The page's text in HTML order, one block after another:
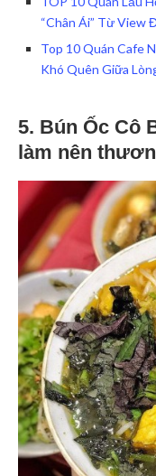
“Chân Ái” Từ View
Top 10 Quán Cafe
Khó Quên Giữa
5. Bún Ốc Cô
làm nên